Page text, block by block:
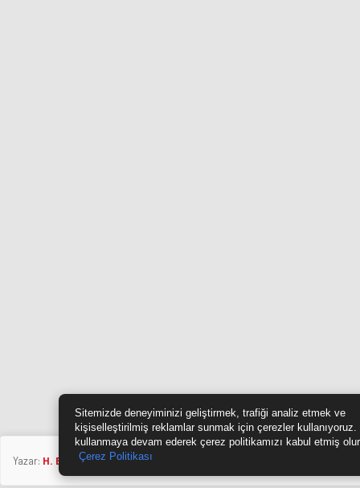
Yazar: H. BİLGİLİ
Sitemizde deneyiminizi geliştirmek, trafiği analiz etmek ve
kişiselleştirilmiş reklamlar sunmak için çerezler
kullanmaya devam ederek çerez politikamızı kabul etmiş
Çerez Politikası